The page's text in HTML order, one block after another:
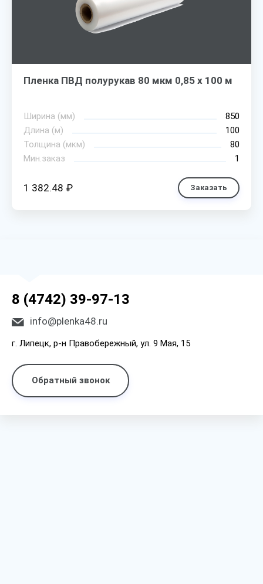
Пленка ПВД полурукав 80 мкм 0,85 х 100 м
Ширина (мм)
850
Длина (м)
100
Толщина (мкм)
80
Мин.заказ
1
1 382.48 ₽ Заказать
8 (4742) 39-97-13
info@plenka48.ru
г. Липецк, р-н Правобережный, ул. 9 Мая, 15
Обратный звонок